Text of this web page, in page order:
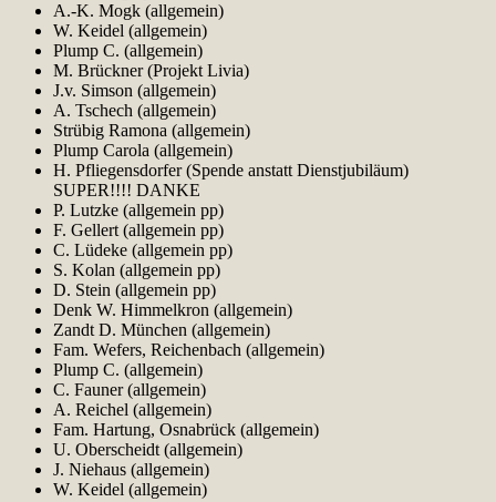
A.-K. Mogk (allgemein)
W. Keidel (allgemein)
Plump C. (allgemein)
M. Brückner (Projekt Livia)
J.v. Simson (allgemein)
A. Tschech (allgemein)
Strübig Ramona (allgemein)
Plump Carola (allgemein)
H. Pfliegensdorfer (Spende anstatt Dienstjubiläum)
SUPER!!!! DANKE
P. Lutzke (allgemein pp)
F. Gellert (allgemein pp)
C. Lüdeke (allgemein pp)
S. Kolan (allgemein pp)
D. Stein (allgemein pp)
Denk W. Himmelkron (allgemein)
Zandt D. München (allgemein)
Fam. Wefers, Reichenbach (allgemein)
Plump C. (allgemein)
C. Fauner (allgemein)
A. Reichel (allgemein)
Fam. Hartung, Osnabrück (allgemein)
U. Oberscheidt (allgemein)
J. Niehaus (allgemein)
W. Keidel (allgemein)